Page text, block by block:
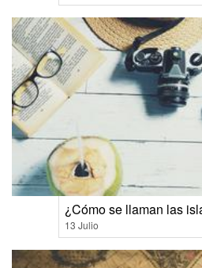
¿Cómo se llaman las
13 Julio